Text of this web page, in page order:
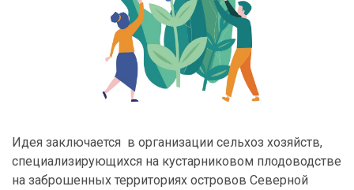
Идея заключается в организации сельхоз хозяйств,
специализирующихся на кустарниковом плодоводстве
на заброшенных территориях островов Северной